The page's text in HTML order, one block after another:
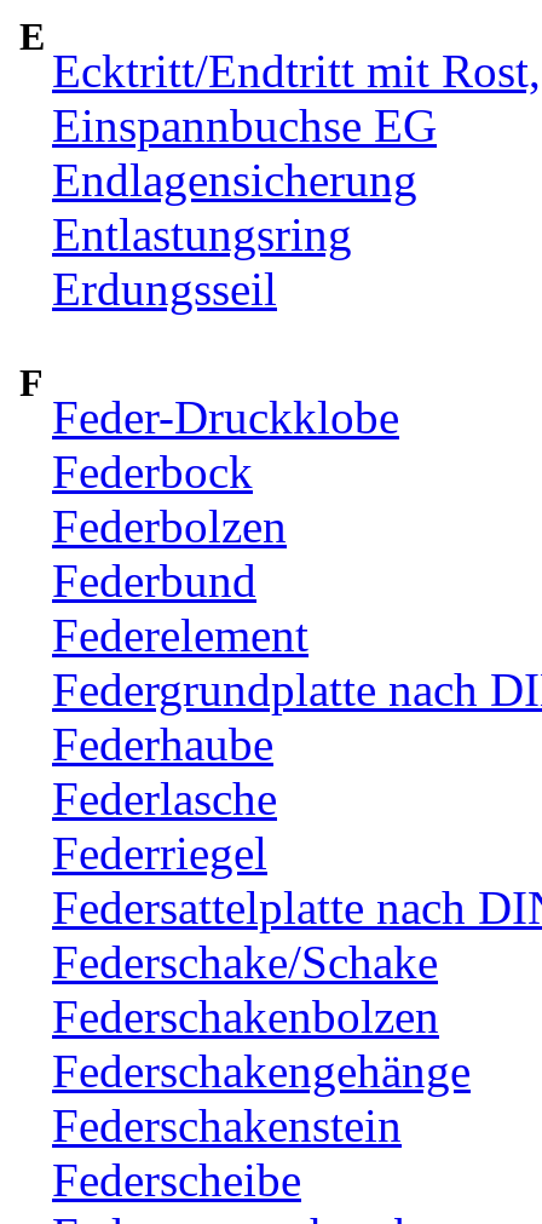
E
Ecktritt/Endtritt mit
Einspannbuchse EG
Endlagensicherung
Entlastungsring
Erdungsseil
F
Feder-Druckklobe
Federbock
Federbolzen
Federbund
Federelement
Federgrundplatte nach
Federhaube
Federlasche
Federriegel
Federsattelplatte nach
Federschake/Schake
Federschakenbolzen
Federschakengehänge
Federschakenstein
Federscheibe